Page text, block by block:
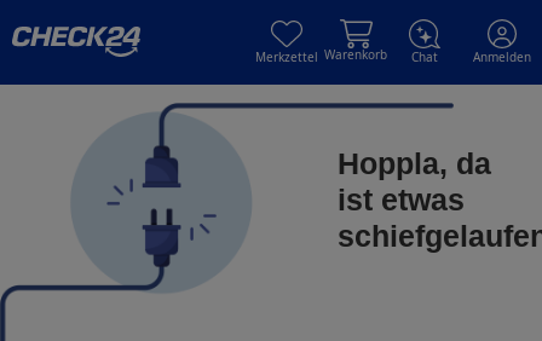
Merkzettel Warenkorb Chat Anmelden
Hoppla, da
ist etwas